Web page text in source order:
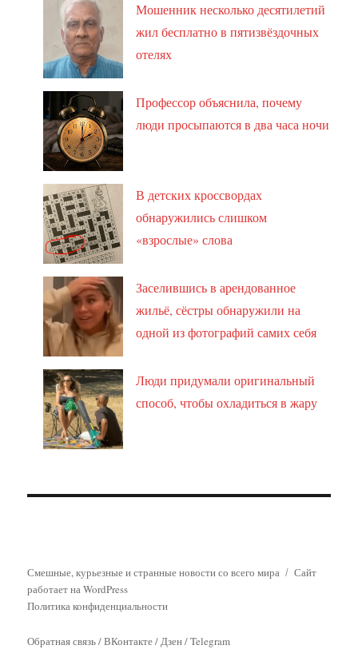
Мошенник несколько десятилетий
жил бесплатно в пятизвёздочных
отелях
Профессор объяснила, почему
люди просыпаются в два часа ночи
В детских кроссвордах
обнаружились слишком
«взрослые» слова
Заселившись в арендованное
жильё, сёстры обнаружили на
одной из фотографий самих себя
Люди придумали оригинальный
способ, чтобы охладиться в жару
Смешные, курьезные и странные новости со всего мира
Сайт
работает на WordPress
Политика конфиденциальности
Обратная связь/ВКонтакте/Дзен/Telegram